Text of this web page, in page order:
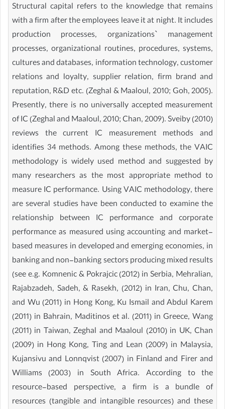
Structural capital refers to the knowledge that remains
with a firm after the employees leave it at night. It includes
production processes, organizations` management
processes, organizational routines, procedures, systems,
cultures and databases, information technology, customer
relations and loyalty, supplier relation, firm brand and
reputation, R&D etc. (Zeghal & Maaloul, 2010; Goh, 2005).
Presently, there is no universally accepted measurement
of IC (Zeghal and Maaloul, 2010; Chan, 2009). Sveiby (2010)
reviews the current IC measurement methods and
identifies 34 methods. Among these methods, the VAIC
methodology is widely used method and suggested by
many researchers as the most appropriate method to
measure IC performance. Using VAIC methodology, there
are several studies have been conducted to examine the
relationship between IC performance and corporate
performance as measured using accounting and market-
based measures in developed and emerging economies, in
banking and non-banking sectors producing mixed results
(see e.g. Komnenic & Pokrajcic (2012) in Serbia, Mehralian,
Rajabzadeh, Sadeh, & Rasekh, (2012) in Iran, Chu, Chan,
and Wu (2011) in Hong Kong, Ku Ismail and Abdul Karem
(2011) in Bahrain, Maditinos et al. (2011) in Greece, Wang
(2011) in Taiwan, Zeghal and Maaloul (2010) in UK, Chan
(2009) in Hong Kong, Ting and Lean (2009) in Malaysia,
Kujansivu and Lonnqvist (2007) in Finland and Firer and
Williams (2003) in South Africa. According to the
resource-based perspective, a firm is a bundle of
resources (tangible and intangible resources) and these